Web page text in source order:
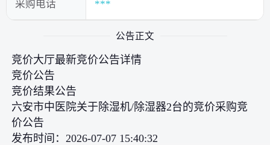
采购电话 ***
公告正文
竞价大厅最新竞价公告详情
竞价公告
竞价结果公告
六安市中医院关于除湿机/除湿器2台的竞价采购竞
价公告
发布时间：2026-07-07 15:40:32